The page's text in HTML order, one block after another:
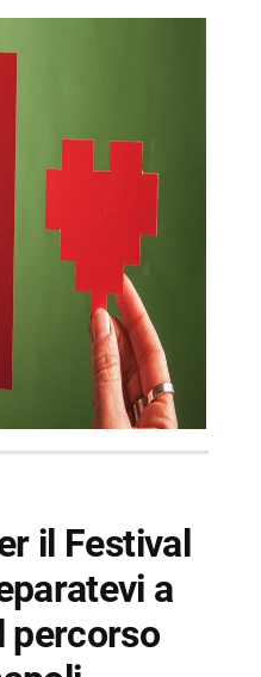
preceduto il Festival
2014
Instagram
il Festival
a
percorso